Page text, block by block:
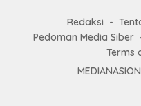
Redaksi
Pedoman Media Siber
Terms